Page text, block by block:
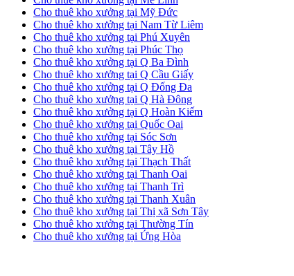
Cho thuê kho xưởng tại Mỹ Đức
Cho thuê kho xưởng tại Nam Từ Liêm
Cho thuê kho xưởng tại Phú Xuyên
Cho thuê kho xưởng tại Phúc Thọ
Cho thuê kho xưởng tại Q Ba Đình
Cho thuê kho xưởng tại Q Cầu Giấy
Cho thuê kho xưởng tại Q Đống Đa
Cho thuê kho xưởng tại Q Hà Đông
Cho thuê kho xưởng tại Q Hoàn Kiếm
Cho thuê kho xưởng tại Quốc Oai
Cho thuê kho xưởng tại Sóc Sơn
Cho thuê kho xưởng tại Tây Hồ
Cho thuê kho xưởng tại Thạch Thất
Cho thuê kho xưởng tại Thanh Oai
Cho thuê kho xưởng tại Thanh Trì
Cho thuê kho xưởng tại Thanh Xuân
Cho thuê kho xưởng tại Thị xã Sơn Tây
Cho thuê kho xưởng tại Thường Tín
Cho thuê kho xưởng tại Ứng Hòa